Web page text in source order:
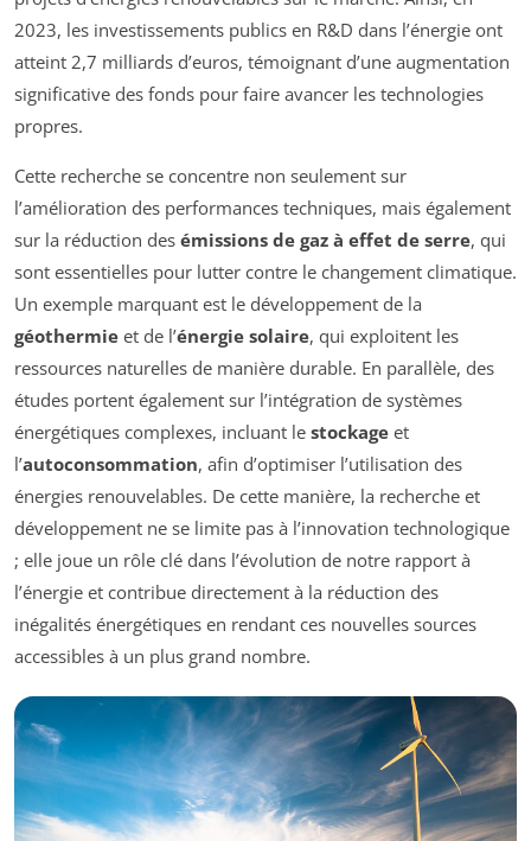
2023, les investissements publics en R&D dans l’énergie ont
atteint 2,7 milliards d’euros, témoignant d’une augmentation
significative des fonds pour faire avancer les technologies
propres.
Cette recherche se concentre non seulement sur
l’amélioration des performances techniques, mais également
sur la réduction des émissions de gaz à effet de serre, qui
sont essentielles pour lutter contre le changement climatique.
Un exemple marquant est le développement de la
géothermie et de l’énergie solaire, qui exploitent les
ressources naturelles de manière durable. En parallèle, des
études portent également sur l’intégration de systèmes
énergétiques complexes, incluant le stockage et
l’autoconsommation, afin d’optimiser l’utilisation des
énergies renouvelables. De cette manière, la recherche et
développement ne se limite pas à l’innovation technologique
; elle joue un rôle clé dans l’évolution de notre rapport à
l’énergie et contribue directement à la réduction des
inégalités énergétiques en rendant ces nouvelles sources
accessibles à un plus grand nombre.